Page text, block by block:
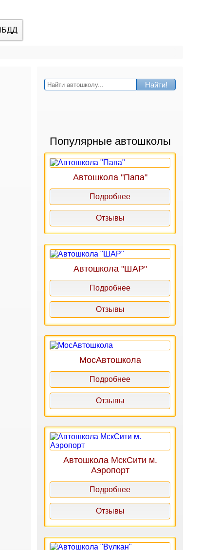
Найти!
Популярные автошколы
Автошкола "Папа"
Подробнее
Отзывы
Автошкола "ШАР"
Подробнее
Отзывы
МосАвтошкола
Подробнее
Отзывы
Автошкола МскСити м.
Аэропорт
Подробнее
Отзывы